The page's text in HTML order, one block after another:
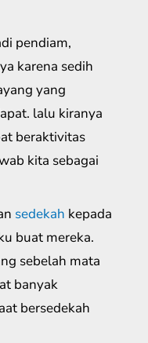
pendiam,
karena sedih
yang
lalu kiranya
beraktivitas
kita sebagai
sedekah kepada
buat mereka.
sebelah mata
banyak
bersedekah